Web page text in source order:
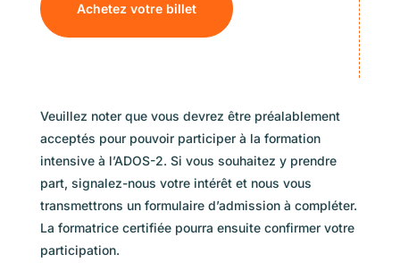
Achetez votre billet
Veuillez noter que vous devrez être préalablement
acceptés pour pouvoir participer à la formation
intensive à l’ADOS-2. Si vous souhaitez y prendre
part, signalez-nous votre intérêt et nous vous
transmettrons un formulaire d’admission à compléter.
La formatrice certifiée pourra ensuite confirmer votre
participation.